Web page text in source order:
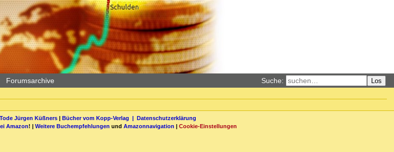
Forumsarchive Suche: Los
Jürgen Küßners| Bücher vom Kopp-Verlag | Datenschutzerklärung
Amazon! | Weitere Buchempfehlungen und Amazonnavigation | Cookie-Einstellungen